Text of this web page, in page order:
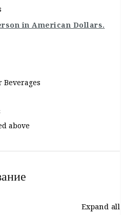
in American Dollars.
above
Expand all